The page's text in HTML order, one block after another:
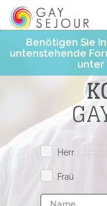
Benötigen Sie
untenstehende
unter
Herr
Fraü